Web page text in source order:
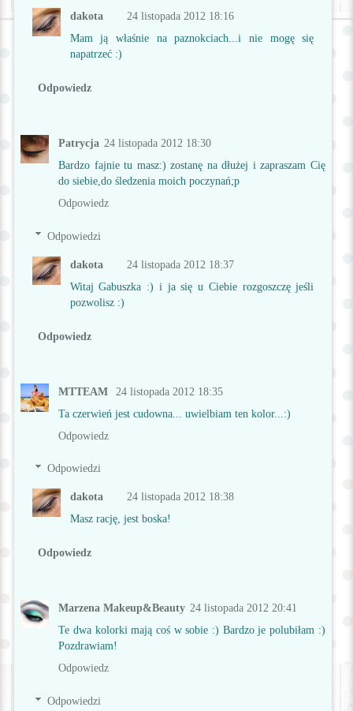
dakota
24 listopada 2012 18:16
Mam ją właśnie na paznokciach...i nie mogę się
napatrzeć :)
Odpowiedz
Patrycja 24 listopada 2012 18:30
Bardzo fajnie tu masz:) zostanę na dłużej i zapraszam Cię
do siebie,do śledzenia moich poczynań;p
Odpowiedz
Odpowiedzi
dakota
24 listopada 2012 18:37
Witaj Gabuszka :) i ja się u Ciebie rozgoszczę jeśli
pozwolisz :)
Odpowiedz
MTTEAM
24 listopada 2012 18:35
Ta czerwień jest cudowna... uwielbiam ten kolor...:)
Odpowiedz
Odpowiedzi
dakota
24 listopada 2012 18:38
Masz rację, jest boska!
Odpowiedz
Marzena Makeup&Beauty 24 listopada 2012 20:41
Te dwa kolorki mają coś w sobie :) Bardzo je polubiłam :)
Pozdrawiam!
Odpowiedz
Odpowiedzi